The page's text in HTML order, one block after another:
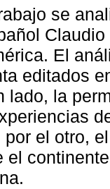
se
El
editados
lado, la
por el otro,
el